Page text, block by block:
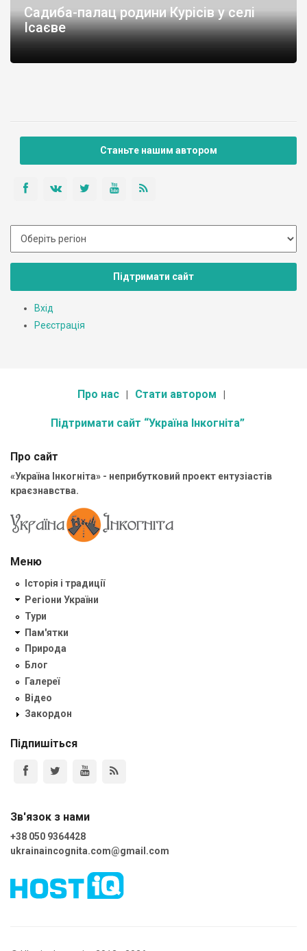
Садиба-палац родини Курісів у селі
Ісаєве
Станьте нашим автором
Підтримати сайт
Вхід
Реєстрація
Про нас Стати автором
Підтримати сайт “Україна Інкогніта”
Про сайт
«Україна Інкогніта» - неприбутковий проект ентузіастів
краєзнавства.
Меню
Історія і традиції
Регіони України
Тури
Пам'ятки
Природа
Блог
Галереї
Відео
Закордон
Підпишіться
Зв'язок з нами
+38 050 9364428
ukrainaincognita.com@gmail.com